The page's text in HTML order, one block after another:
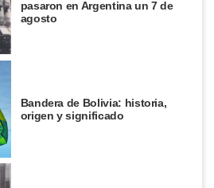
pasaron en Argentina un 7 de
agosto
Bandera de Bolivia: historia,
origen y significado